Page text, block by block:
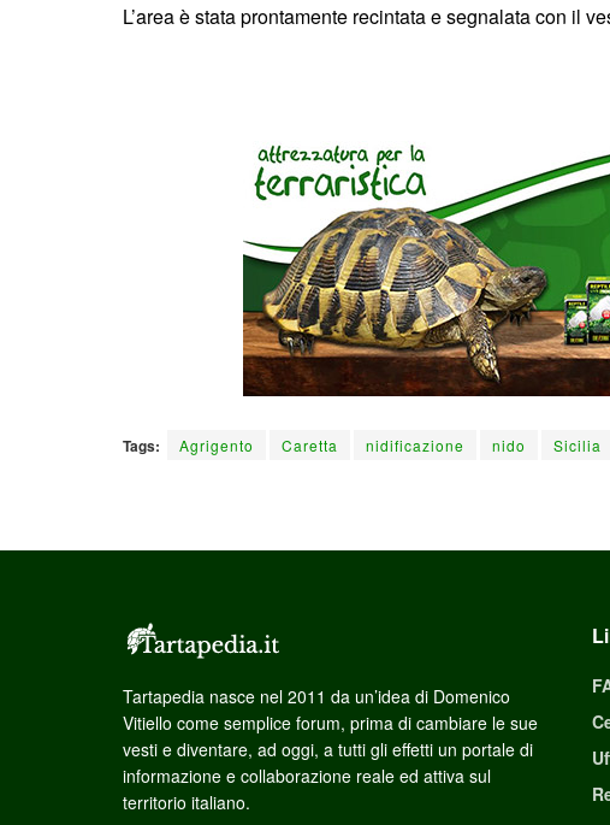
L’area è stata prontamente recintata e segnalata con il
Tags: Agrigento Caretta nidificazione nido Sicilia
Tartapedia nasce nel 2011 da un’idea di Domenico
Vitiello come semplice forum, prima di cambiare le sue
vesti e diventare, ad oggi, a tutti gli effetti un portale di
informazione e collaborazione reale ed attiva sul
territorio italiano.